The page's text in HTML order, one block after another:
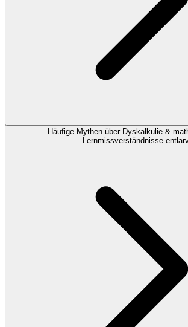
Häufige Mythen über Dyskalkulie &
Lernmissverständnisse